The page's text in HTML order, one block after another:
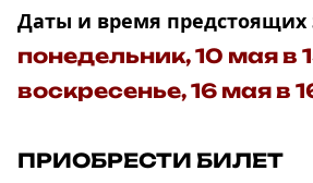
Даты и время предстоящих
понедельник, 10 мая в
воскресенье, 16 маяв
ПРИОБРЕСТИ БИЛЕТ